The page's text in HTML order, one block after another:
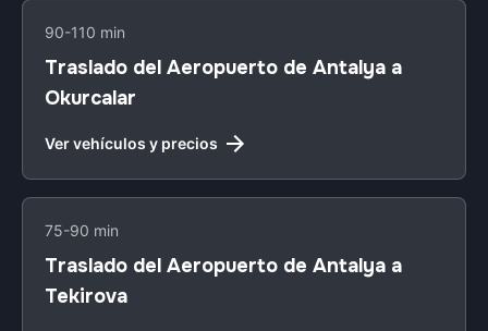
90-110 min
Traslado del Aeropuerto de Antalya a
Okurcalar
Ver vehículos y precios
75-90 min
Traslado del Aeropuerto de Antalya a
Tekirova